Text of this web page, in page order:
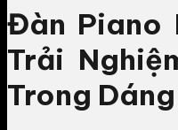
Đàn Piano
Trải
Trong